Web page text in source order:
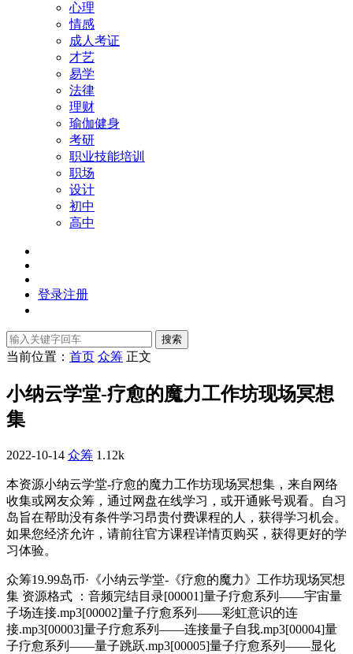
心理
情感
成人考证
才艺
易学
法律
理财
瑜伽健身
考研
职业技能培训
职场
设计
初中
高中
登录注册
搜索
当前位置： 首页 众筹 正文
小纳云学堂-疗愈的魔力工作坊现场冥想
集
2022-10-14 众筹 1.12k
本资源小纳云学堂-疗愈的魔力工作坊现场冥想集，来自网络
收集或网友众筹，通过网盘在线学习，或开通账号观看。自习
岛旨在帮助没有条件学习昂贵付费课程的人，获得学习机会。
如果您经济允许，请前往官方课程详情页购买，获得更好的学
习体验。
众筹19.99岛币·《小纳云学堂-《疗愈的魔力》工作坊现场冥想
集 资源格式 ：音频完结目录[00001]量子疗愈系列——宇宙量
子场连接.mp3[00002]量子疗愈系列——彩虹意识的连
接.mp3[00003]量子疗愈系列——连接量子自我.mp3[00004]量
子疗愈系列——量子跳跃.mp3[00005]量子疗愈系列——显化